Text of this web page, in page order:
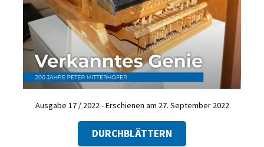
Ausgabe 17 / 2022 - Erschienen am 27. September 2022
DURCHBLÄTTERN